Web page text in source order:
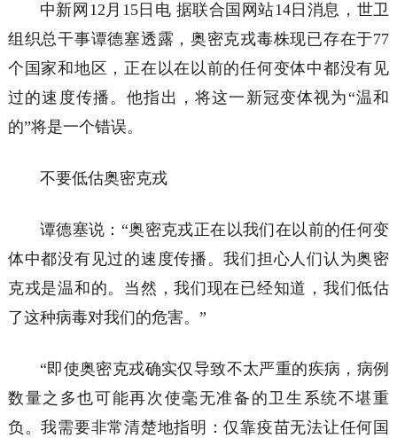
中新网 12月15日电 据联合国网站14日消息，世卫
组织总干事谭德塞透露，奥密克戎毒株现已存在于77
个国家和地区，正在以在以前的任何变体中都没有见
过的速度传播。他指出，将这一新冠变体视为“温和
的”将是一个错误。
不要低估奥密克戎
谭德塞说： “奥密克戎正在以我们在以前的任何变
体中都没有见过的速度传播。我们担心人们认为奥密
克戎是温和的。当然，我们现在已经知道，我们低估
了这种病毒对我们的危害。”
“即使奥密克戎确实仅导致不太严重的疾病，病例
数量之多也可能再次使毫无准备的卫生系统不堪重
负。我需要非常清楚地指明：仅靠疫苗无法让任何国